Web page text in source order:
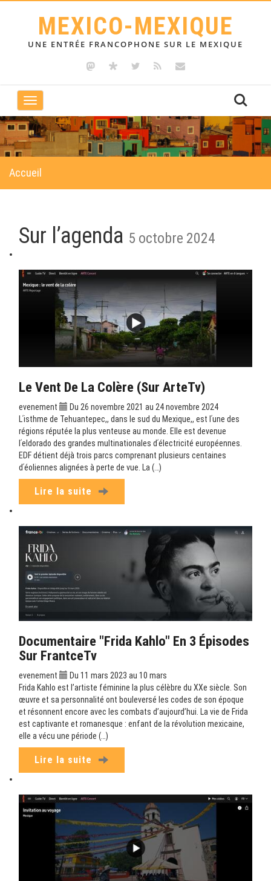
MEXICO-MEXIQUE
UNE ENTRÉE FRANCOPHONE SUR LE MEXIQUE
Toggle
navigation
Accueil
Sur l’agenda 5 octobre 2024
Le Vent De La Colère (sur ArteTv)
evenement
Du 26 novembre 2021 au 24 novembre 2024
Lʹisthme de Tehuantepec,, dans le sud du Mexique,, est lʹune des
régions réputée la plus venteuse au monde. Elle est devenue
lʹeldorado des grandes multinationales dʹélectricité européennes.
EDF détient déjà trois parcs comprenant plusieurs centaines
dʹéoliennes alignées à perte de vue. La (…)
Lire la suite
Documentaire "Frida Kahlo" En 3 Épisodes
Sur FrantceTv
evenement
Du 11 mars 2023 au 10 mars
Frida Kahlo est l’artiste féminine la plus célèbre du XXe siècle. Son
œuvre et sa personnalité ont bouleversé les codes de son époque
et résonnent encore avec les combats d’aujourd’hui. La vie de Frida
est captivante et romanesque : enfant de la révolution mexicaine,
elle a vécu une période (…)
Lire la suite